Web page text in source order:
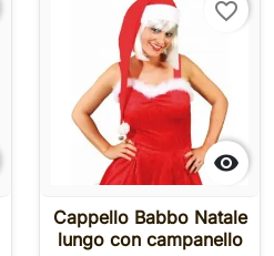

favorite_border
Cappello Babbo Natale
lungo con campanello